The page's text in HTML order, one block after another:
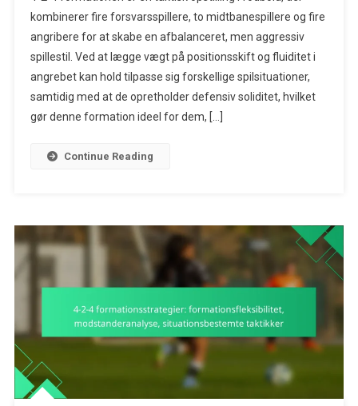
4
Fluiditet
I
kombinerer fire forsvarsspillere, to midtbanespillere og fire
angribere for at skabe en afbalanceret, men aggressiv
spillestil. Ved at lægge vægt på positionsskift og fluiditet i
angrebet kan hold tilpasse sig forskellige spilsituationer,
samtidig med at de opretholder defensiv soliditet, hvilket
gør denne formation ideel for dem, […]
Continue Reading